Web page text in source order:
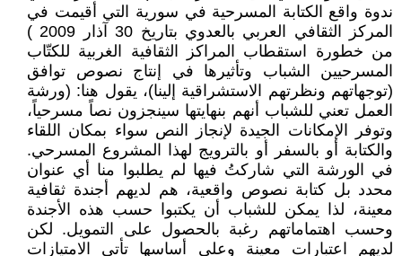
ندوة واقع الكتابة المسرحية في سورية التي أقيمت في
المركز الثقافي العربي بالعدوي بتاريخ 30 آذار 2009 )
من خطورة استقطاب المراكز الثقافية الغربية للكتّاب
المسرحيين الشباب وتأثيرها في إنتاج نصوص توافق
(توجهاتهم ونظرتهم الاستشراقية إلينا)، يقول هنا: (ورشة
العمل تعني للشباب أنهم بنهايتها سينجزون نصاً مسرحياً،
وتوفر الإمكانات الجيدة لإنجاز النص سواء بمكان اللقاء
والكتابة أو بالسفر أو بالترويج لهذا المشروع المسرحي.
في الورشة التي شاركتُ فيها لم يطلبوا منا أي عنوان
محدد بل كتابة نصوص واقعية، هم لديهم أجندة ثقافية
معينة، لذا يمكن للشباب أن يكتبوا حسب هذه الأجندة
وحسب اهتماماتهم رغبة بالحصول على التمويل. لكن
لديهم اعتبارات معينة وعلى أساسها تأتي الامتيازات